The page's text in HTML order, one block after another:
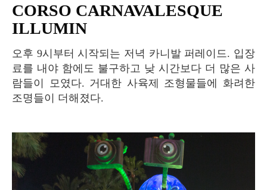
CORSO CARNAVALESQUE
ILLUMIN
오후 9시부터 시작되는 저녁 카니발 퍼레이드. 입장
료를 내야 함에도 불구하고 낮 시간보다 더 많은 사
람들이 모였다. 거대한 사육제 조형물들에 화려한
조명들이 더해졌다.